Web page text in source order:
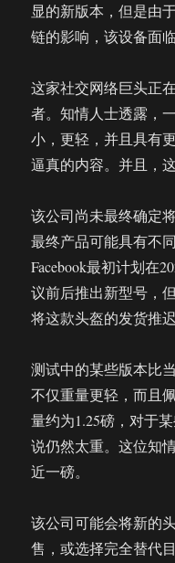
显的新版本，但是由
链的影响，该设备面
这家社交网络巨头正
者。知情人士透露，
小，更轻，并且具有
逼真的内容。并且，
该公司尚未最终确定
最终产品可能具有不
Facebook最初计划在
议前后推出新型号，
将这款头盔的发货推迟
测试中的某些版本比
不仅重量更轻，而且
量约为1.25磅，对于
说仍然太重。这位知
近一磅。
该公司可能会将新的
售，或选择完全替代